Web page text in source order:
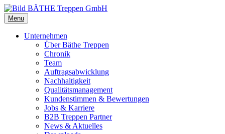
Menu
Unternehmen
Über Bäthe Treppen
Chronik
Team
Auftragsabwicklung
Nachhaltigkeit
Qualitätsmanagement
Kundenstimmen & Bewertungen
Jobs & Karriere
B2B Treppen Partner
News & Aktuelles